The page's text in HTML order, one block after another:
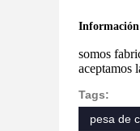
somos
aceptamos
Tags:
pesa de